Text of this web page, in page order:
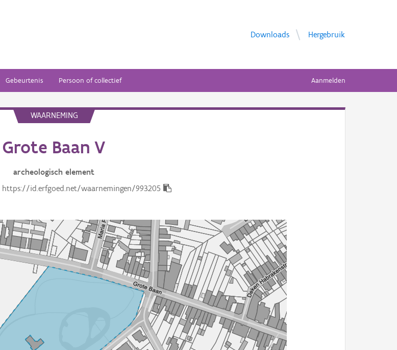
Downloads Hergebruik
Gebeurtenis Persoon of collectief Aanmelden
WAARNEMING
Grote Baan V
archeologisch element
https://id.erfgoed.net/waarnemingen/993205